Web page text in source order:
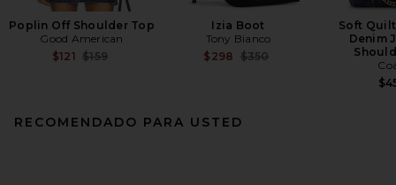
Poplin Off Shoulder Top
Good American
$121 Previous price:
$159
Izia Boot
Tony Bianco
$298 Previous price:
$350
Soft
Denim
RECOMENDADO PARA USTED